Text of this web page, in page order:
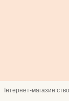
Інтернет-магазин